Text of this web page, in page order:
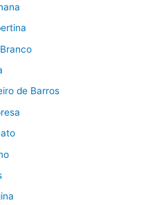
de Barros